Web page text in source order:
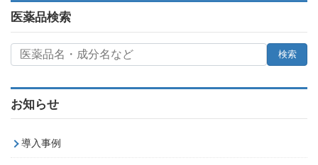
医薬品検索
お知らせ
導入事例